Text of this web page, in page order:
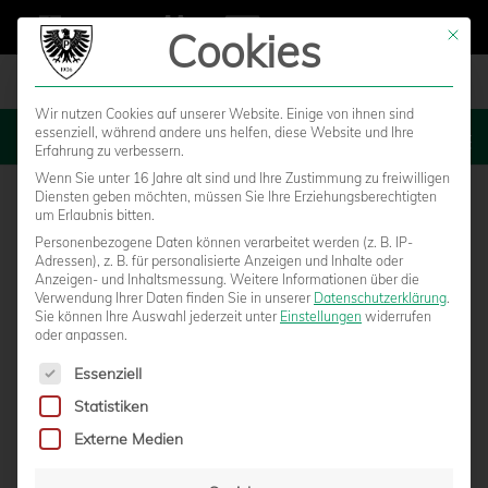
MENU
TAYLOR-PARTY IM ALLWETTERZOO
Mit
Cookies
Wir nutzen Cookies auf unserer Website. Einige von ihnen sind
essenziell, während andere uns helfen, diese Website und Ihre
Erfahrung zu verbessern.
Wenn Sie unter 16 Jahre alt sind und Ihre Zustimmung zu freiwilligen
Diensten geben möchten, müssen Sie Ihre Erziehungsberechtigten
um Erlaubnis bitten.
Personenbezogene Daten können verarbeitet werden (z. B. IP-
Adressen), z. B. für personalisierte Anzeigen und Inhalte oder
Anzeigen- und Inhaltsmessung. Weitere Informationen über die
Verwendung Ihrer Daten finden Sie in unserer Datenschutzerklärung.
Sie können Ihre Auswahl jederzeit unter Einstellungen widerrufen
oder anpassen.
Es folgt eine Liste der Service-Gruppen, für die eine
Essenziell
Statistiken
Externe Medien